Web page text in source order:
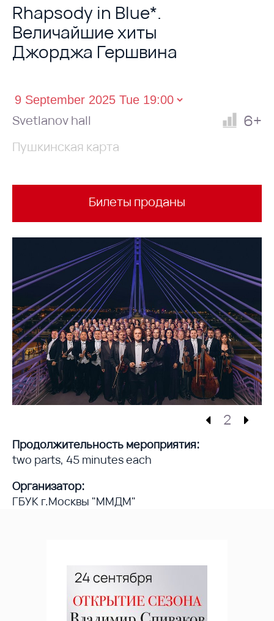
Rhapsody in Blue*.
Величайшие хиты
Джорджа Гершвина
Svetlanov hall 6+
Пушкинская карта
Билеты проданы
2
Продолжительность мероприятия:
two parts, 45 minutes each
Организатор:
ГБУК г.Москвы "ММДМ"